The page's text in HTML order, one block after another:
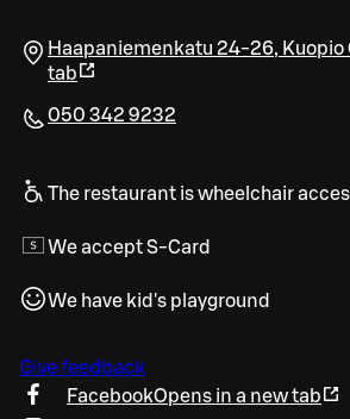
Haapaniemenkatu 24-26, Kuopio
tab
050 342 9232
The restaurant is wheelchair
We accept S-Card
We have kid's playground
Give feedback
FacebookOpens in a new tab